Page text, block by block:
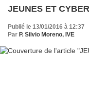
JEUNES ET
Publié le 13/01/2016 à 12:37
Par P. Silvio Moreno, IVE